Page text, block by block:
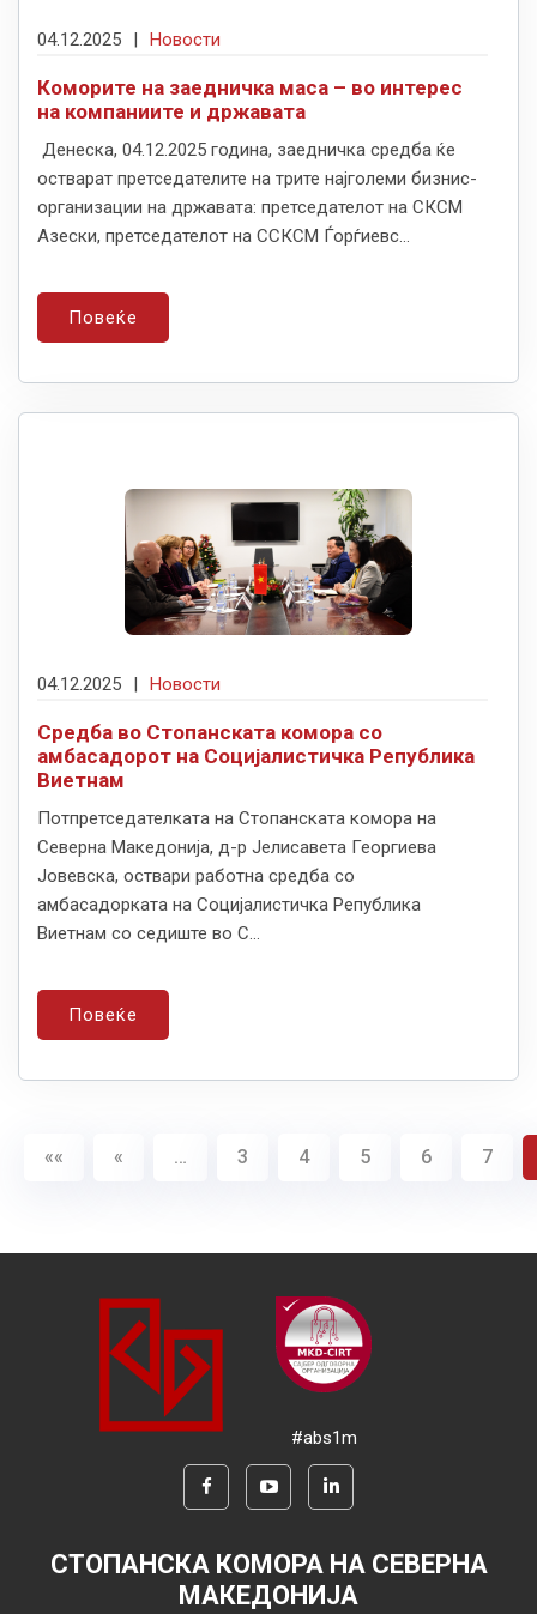
04.12.2025 | Новости
Коморите на заедничка маса – во интерес
на компаниите и државата
Денеска, 04.12.2025 година, заедничка средба ќе
остварат претседателите на трите најголеми бизнис-
организации на државата: претседателот на СКСМ
Азески, претседателот на ССКСМ Ѓорѓиевс...
Повеќе
04.12.2025 | Новости
Средба во Стопанската комора со
амбасадорот на Социјалистичка Република
Виетнам
Потпретседателката на Стопанската комора на
Северна Македонија, д-р Јелисавета Георгиева
Јовевска, оствари работна средба со
амбасадорката на Социјалистичка Република
Виетнам со седиште во С...
Повеќе
«« « … 3 4 5 6 7
#abs1m
СТОПАНСКА КОМОРА НА СЕВЕРНА
МАКЕДОНИЈА